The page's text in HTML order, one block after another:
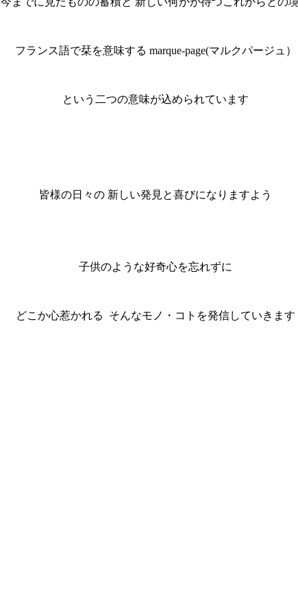
フランス語で栞を意味する marque-page(マルクパージュ）
という二つの意味が込められています
皆様の日々の 新しい発見と喜びになりますよう
子供のような好奇心を忘れずに
どこか心惹かれる そんなモノ・コトを発信していきます